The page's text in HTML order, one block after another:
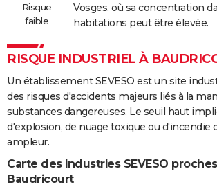
Risque
faible
Vosges, où sa concentration
habitations peut être élevée.
RISQUE INDUSTRIEL À
Un établissement SEVESO est un site
des risques d'accidents majeurs liés à la
substances dangereuses. Le seuil haut
d'explosion, de nuage toxique ou d'incendie
ampleur.
Carte des industries SEVESO
Baudricourt